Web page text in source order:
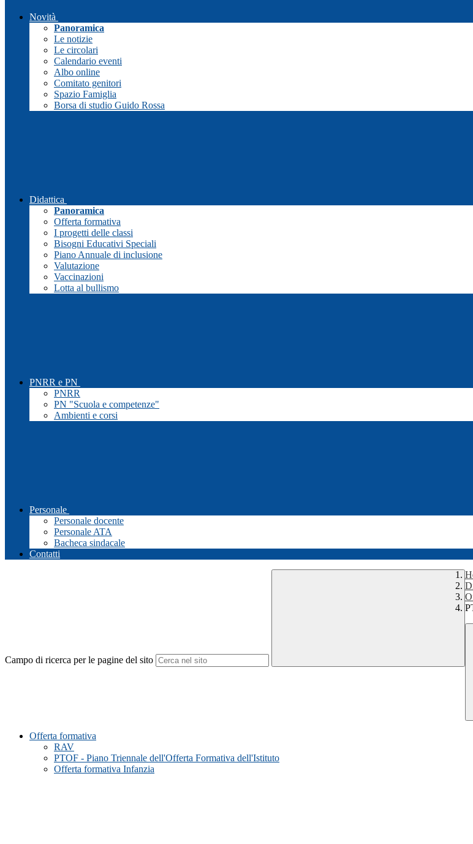
Novità
Panoramica
Le notizie
Le circolari
Calendario eventi
Albo online
Comitato genitori
Spazio Famiglia
Borsa di studio Guido Rossa
Didattica
Panoramica
Offerta formativa
I progetti delle classi
Bisogni Educativi Speciali
Piano Annuale di inclusione
Valutazione
Vaccinazioni
Lotta al bullismo
PNRR e PN
PNRR
PN "Scuola e competenze"
Ambienti e corsi
Personale
Personale docente
Personale ATA
Bacheca sindacale
Contatti
Campo di ricerca per le pagine del sito
Offerta formativa
RAV
PTOF - Piano Triennale dell'Offerta Formativa dell'Istituto
Offerta formativa Infanzia